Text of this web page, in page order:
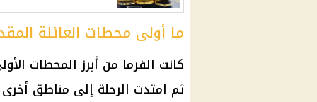
ما أولى محطات العائلة
كانت الفرما من أبرز المحطات
ثم امتدت الرحلة إلى مناطق